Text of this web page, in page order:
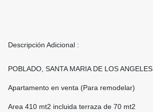
Descripción Adicional :
POBLADO, SANTA MARIA DE LOS ANGELES
Apartamento en venta (Para remodelar)
Area 410 mt2 incluida terraza de 70 mt2